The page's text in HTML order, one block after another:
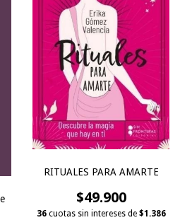
RITUALES PARA AMARTE
$49.900
36 cuotas sin intereses de $1.386